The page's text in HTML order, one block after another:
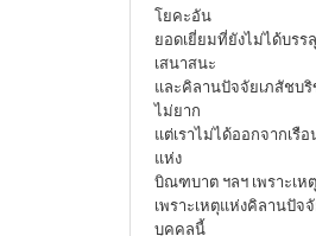
โยคะอัน
ยอดเยี่ยมที่ยังไม่ได้บร
เสนาสนะ
และคิลานปัจจัยเภสัชบ
ไม่ยาก
แต่เราไม่ได้ออกจากเรื
แห่ง
บิณฑบาต ฯลฯ เพราะเห
เพราะเหตุแห่งคิลานปัจ
บุคคลนี้